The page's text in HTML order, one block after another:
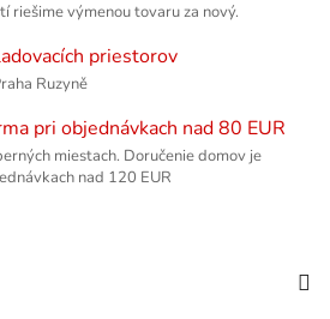
riešime výmenou tovaru za nový.
priestorov
Ruzyně
pri objednávkach nad 80 EUR
miestach. Doručenie domov je
nad 120 EUR